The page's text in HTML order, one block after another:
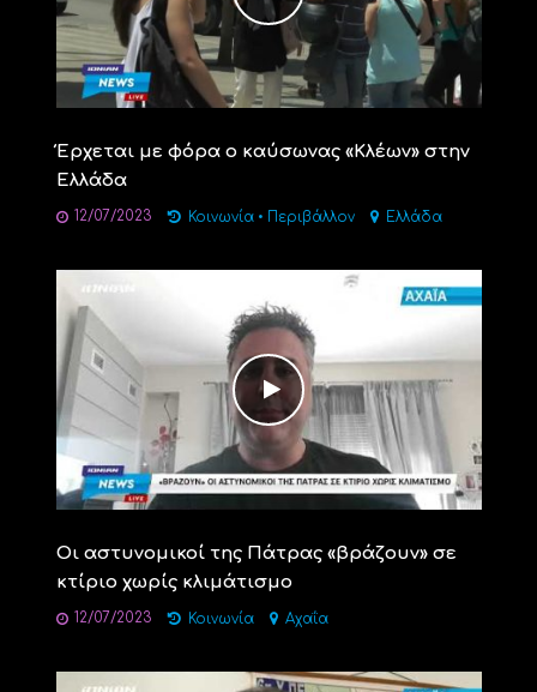
Έρχεται με φόρα ο καύσωνας «Κλέων» στην
Ελλάδα
12/07/2023 Κοινωνία • Περιβάλλον Ελλάδα
Οι αστυνομικοί της Πάτρας «βράζουν» σε
κτίριο χωρίς κλιμάτισμο
12/07/2023 Κοινωνία Αχαΐα